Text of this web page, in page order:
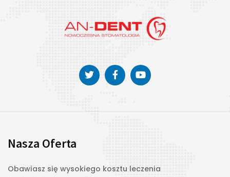
Specialists
Start Donating
Nasza Oferta
Obawiasz się wysokiego kosztu leczenia